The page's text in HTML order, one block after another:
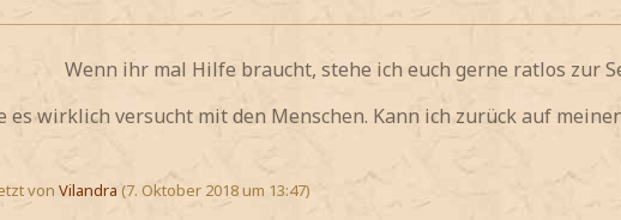
Wenn ihr mal Hilfe braucht, stehe ich euch gerne ratlos zur
es wirklich versucht mit den Menschen. Kann ich zurück auf
von Vilandra (7. Oktober 2018 um 13:47)